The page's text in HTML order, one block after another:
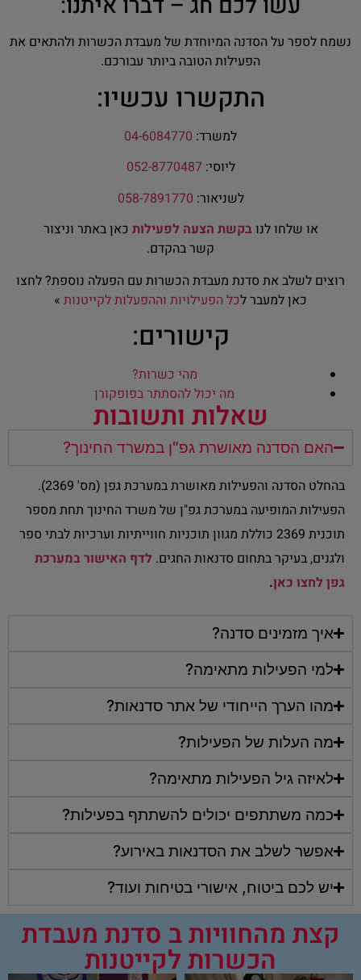
נשמח לספר על הסדנה המיוחדת של מעבדת הכשרות ולהתאים את
הפעילות הטובה ביותר עבורכם.
התקשרו עכשיו:
למשרד: 04-6084770
ליוסי: 052-8770487
לשניאור: 058-7891770
או שלחו לנובקשת הצעה לפעילות כאן באתר וניצור
קשר בהקדם.
רוצים לשלב את סדנת מעבדת הכשרות עם הפעלה נוספת? לחצו
כאן למעבר לכל הפעילויות וההפעלות לקייטנות »
קישורים:
מהי כשרות?
מה יכול להסתתר בפופקורן
שאלות ותשובות
האם הסדנה מאושרת גפ"ן במשרד החינוך?
בהחלט הסדנה והפעילות מאושרת במערכת גפן (מס' 2369).
הפעילות המופיעה במערכת גפ"ן של משרד החינוך תחת מספר
תוכנית 2369 כוללת מגוון תוכניות חווייתיות וערכיות לבתי ספר
ולגנים, בעיקר בתחום סדנאות החגים. לדף האישור במערכת
גפן לחצו כאן.
איך מזמינים סדנה?
למי הפעילות מתאימה?
מהו הערך הייחודי של אתר סדנאות?
מה העלות של הפעילות?
לאיזה גיל הפעילות מתאימה?
כמה משתתפים יכולים להשתתף בפעילות?
אפשר לשלב את הסדנאות באירוע?
יש לכם ביטוח, אישורי בטיחות ועוד?
קצת מהחוויות ב סדנת מעבדת
הכשרות לקייטנות